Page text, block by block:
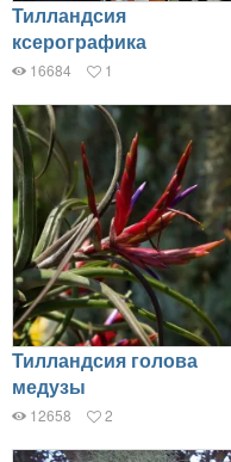
Тилландсия
ксерографика
16684 1
Тилландсия голова
медузы
12658 2